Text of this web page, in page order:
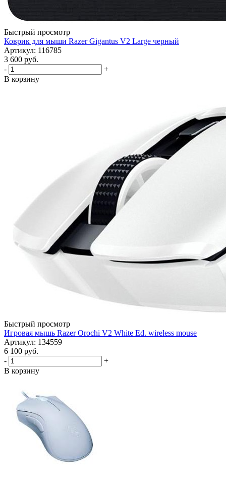
Быстрый просмотр
Коврик для мыши Razer Gigantus V2 Large черный
Артикул: 116785
3 600 руб.
-
+
В корзину
Быстрый просмотр
Игровая мышь Razer Orochi V2 White Ed. wireless mouse
Артикул: 134559
6 100 руб.
-
+
В корзину